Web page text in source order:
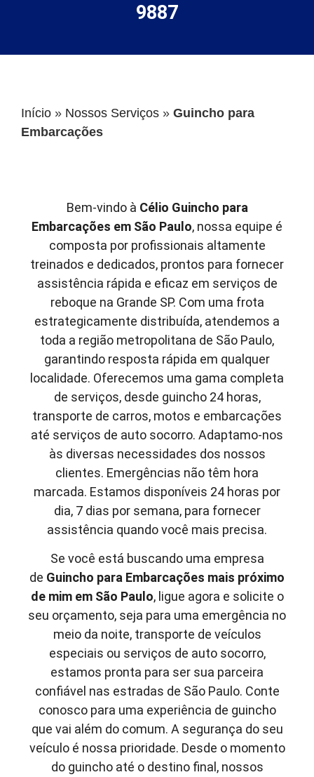
9887
Início » Nossos Serviços » Guincho para
Embarcações
Bem-vindo à Célio Guincho para
Embarcações em São Paulo, nossa equipe é
composta por profissionais altamente
treinados e dedicados, prontos para fornecer
assistência rápida e eficaz em serviços de
reboque na Grande SP. Com uma frota
estrategicamente distribuída, atendemos a
toda a região metropolitana de São Paulo,
garantindo resposta rápida em qualquer
localidade. Oferecemos uma gama completa
de serviços, desde guincho 24 horas,
transporte de carros, motos e embarcações
até serviços de auto socorro. Adaptamo-nos
às diversas necessidades dos nossos
clientes. Emergências não têm hora
marcada. Estamos disponíveis 24 horas por
dia, 7 dias por semana, para fornecer
assistência quando você mais precisa.
Se você está buscando uma empresa
de Guincho para Embarcações mais próximo
de mim em São Paulo, ligue agora e solicite o
seu orçamento, seja para uma emergência no
meio da noite, transporte de veículos
especiais ou serviços de auto socorro,
estamos pronta para ser sua parceira
confiável nas estradas de São Paulo. Conte
conosco para uma experiência de guincho
que vai além do comum. A segurança do seu
veículo é nossa prioridade. Desde o momento
do guincho até o destino final, nossos